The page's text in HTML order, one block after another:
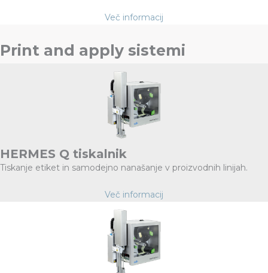
Več informacij
Print and apply sistemi
HERMES Q tiskalnik
Tiskanje etiket in samodejno nanašanje v proizvodnih linijah.
Več informacij